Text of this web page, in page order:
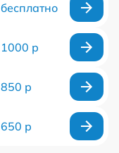
бесплатно
1000 р
850 р
650 р